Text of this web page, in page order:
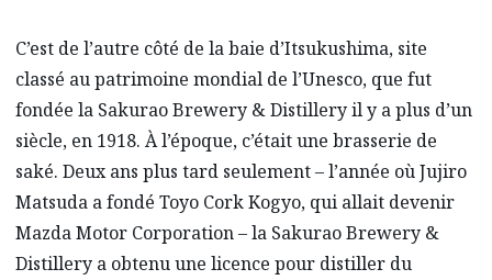
C’est de l’autre côté de la baie d’Itsukushima, site
classé au patrimoine mondial de l’Unesco, que fut
fondée la Sakurao Brewery & Distillery il y a plus d’un
siècle, en 1918. À l’époque, c’était une brasserie de
saké. Deux ans plus tard seulement – l’année où Jujiro
Matsuda a fondé Toyo Cork Kogyo, qui allait devenir
Mazda Motor Corporation – la Sakurao Brewery &
Distillery a obtenu une licence pour distiller du